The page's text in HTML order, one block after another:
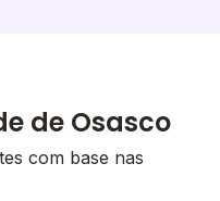
de Osasco
com base nas